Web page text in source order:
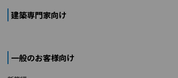
建築専門家向け
一般のお客様向け